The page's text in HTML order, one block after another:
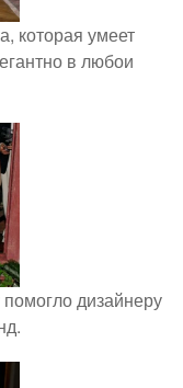
которая умеет
в любои
дизайнеру